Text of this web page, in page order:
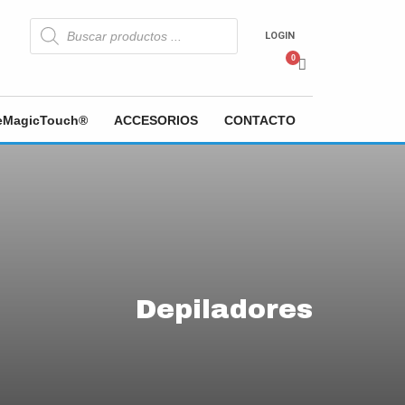
Búsqueda
de
productos
LOGIN
ACCESORIOS CONTACTO
Depiladores